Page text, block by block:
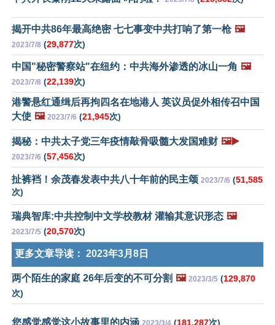
揭开中共86年最高绝密 七七事变中共打响了第一枪 🖼️
2023/7/8 (29,877次)
中国"秘密警察站"在纽约：中共海外渗透的冰山一角 🖼️
2023/7/8 (22,139次)
港警悬红通缉后再拘四名在地港人 英议员促外相传召中国
大使 🖼️ 2023/7/6 (21,945次)
揭秘：中共太子党三年疫情敲骨吸髓大发国难财 🖼️▶️
2023/7/6 (57,456次)
扯裤裆！余茂春发表中共八十年前的民主颂 2023/7/6 (51,585
次)
瑞典智库:中共控制中文学校教材 灌输其意识形态 🖼️
2023/7/5 (20,570次)
更多文章导读： 2023年3月8日
两个陌生的家庭 26年后变的不可分割 🖼️ 2023/3/5 (129,870
次)
您感觉感觉这小故事里的内涵 2023/3/4 (181,287次)